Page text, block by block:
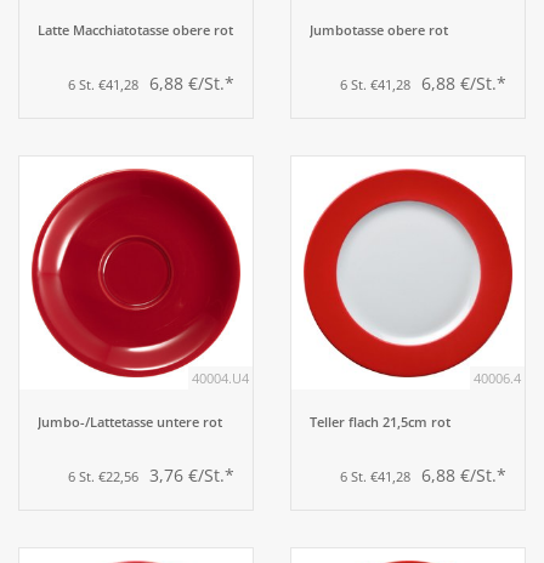
Latte Macchiatotasse obere rot
6 St. €41,28 6,88 €/St.*
Jumbotasse obere rot
6 St. €41,28 6,88 €/St.*
40004.U4
Jumbo-/Lattetasse untere rot
6 St. €22,56 3,76 €/St.*
40006.4
Teller flach 21,5cm rot
6 St. €41,28 6,88 €/St.*